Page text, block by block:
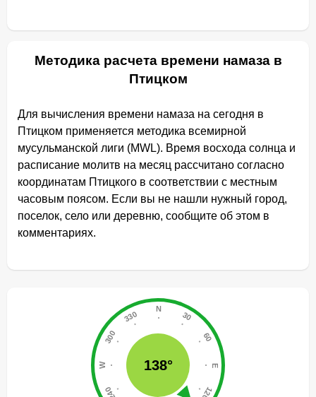
Методика расчета времени намаза в
Птицком
Для вычисления времени намаза на сегодня в
Птицком применяется методика всемирной
мусульманской лиги (MWL). Время восхода солнца и
расписание молитв на месяц рассчитано согласно
координатам Птицкого в соответствии с местным
часовым поясом. Если вы не нашли нужный город,
поселок, село или деревню, сообщите об этом в
комментариях.
138°